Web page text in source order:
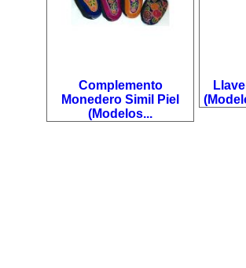
Complemento
Monedero Simil Piel
(Modelos...